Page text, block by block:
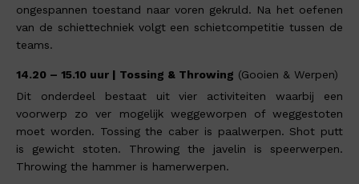
ongespannen toestand naar voren gekruld. Na het oefenen
van de schiettechniek volgt een schietcompetitie tussen de
teams.
14.20 – 15.10 uur | Tossing & Throwing (Gooien & Werpen)
Dit onderdeel bestaat uit vier activiteiten waarbij een
voorwerp zo ver mogelijk weggeworpen of weggestoten
moet worden. Tossing the caber is paalwerpen. Shot putt
is gewicht stoten. Throwing the javelin is speerwerpen.
Throwing the hammer is hamerwerpen.